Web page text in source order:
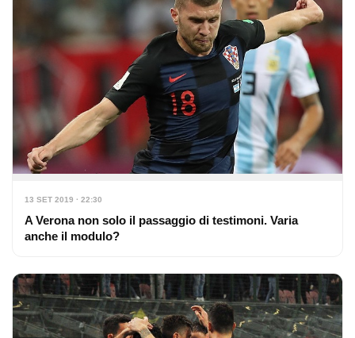
13 SET 2019 · 22:30
A Verona non solo il passaggio di testimoni. Varia
anche il modulo?